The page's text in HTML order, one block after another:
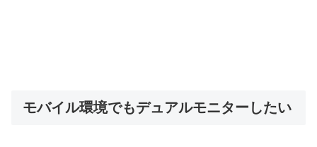
モバイル環境でもデュアルモニターしたい